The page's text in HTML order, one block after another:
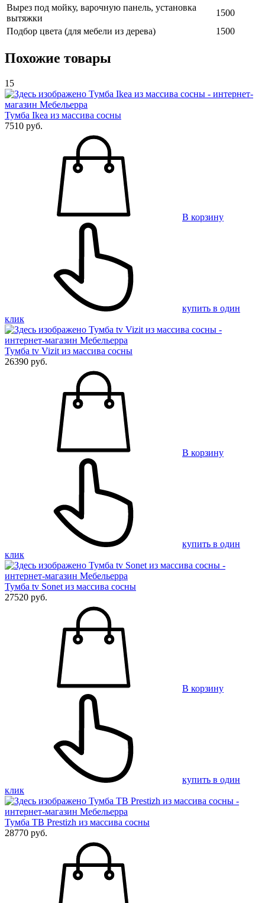
Вырез под мойку, варочную панель, установка
вытяжки
1500
Подбор цвета (для мебели из дерева)
1500
Похожие товары
15
Тумба Ikea из массива сосны
7510 руб.
В корзину
купить в один
клик
Тумба tv Vizit из массива сосны
26390 руб.
В корзину
купить в один
клик
Тумба tv Sonet из массива сосны
27520 руб.
В корзину
купить в один
клик
Тумба ТВ Prestizh из массива сосны
28770 руб.